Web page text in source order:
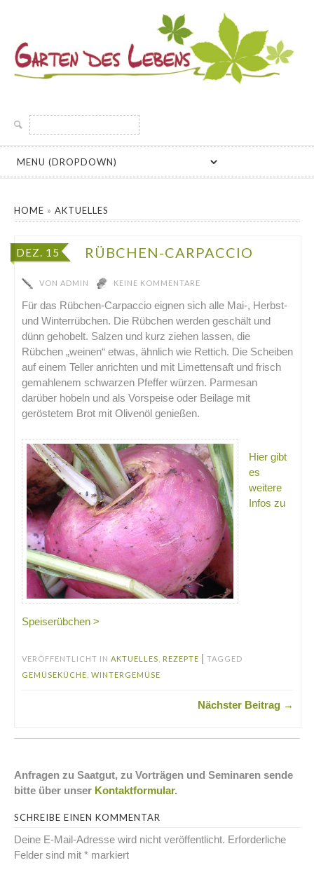
GARTEN DES LEBENS
GÄRTNERN, SELBSTVERSORGUNG, PERMAKULTUR UND
SAMENGÄRTNEREI, SAATGUT ALTER UND SAMENFESTER
Suche
nach:
HOME » AKTUELLES
DEZ. 15 RÜBCHEN-CARPACCIO
VON ADMIN KEINE KOMMENTARE
Für das Rübchen-Carpaccio eignen sich alle Mai-, Herbst-
und Winterrübchen. Die Rübchen werden geschält und
dünn gehobelt. Salzen und kurz ziehen lassen, die
Rübchen „weinen“ etwas, ähnlich wie Rettich. Die Scheiben
auf einem Teller anrichten und mit Limettensaft und frisch
gemahlenem schwarzen Pfeffer würzen. Parmesan
darüber hobeln und als Vorspeise oder Beilage mit
geröstetem Brot mit Olivenöl genießen.
Hier gibt
es
weitere
Infos zu
Speiserübchen >
VERÖFFENTLICHT IN AKTUELLES REZEPTE | TAGGED
GEMÜSEKÜCHE WINTERGEMÜSE
Nächster Beitrag →
Anfragen zu Saatgut, zu Vorträgen und Seminaren sende
bitte über unser Kontaktformular.
SCHREIBE EINEN KOMMENTAR
Deine E-Mail-Adresse wird nicht veröffentlicht. Erforderliche
Felder sind mit * markiert